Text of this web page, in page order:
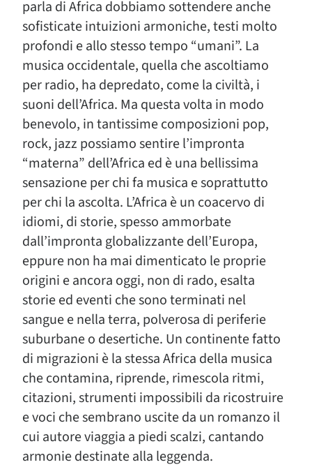
parla di Africa dobbiamo sottendere anche
sofisticate intuizioni armoniche, testi molto
profondi e allo stesso tempo “umani”. La
musica occidentale, quella che ascoltiamo
per radio, ha depredato, come la civiltà, i
suoni dell’Africa. Ma questa volta in modo
benevolo, in tantissime composizioni pop,
rock, jazz possiamo sentire l’impronta
“materna” dell’Africa ed è una bellissima
sensazione per chi fa musica e soprattutto
per chi la ascolta. L’Africa è un coacervo di
idiomi, di storie, spesso ammorbate
dall’impronta globalizzante dell’Europa,
eppure non ha mai dimenticato le proprie
origini e ancora oggi, non di rado, esalta
storie ed eventi che sono terminati nel
sangue e nella terra, polverosa di periferie
suburbane o desertiche. Un continente fatto
di migrazioni è la stessa Africa della musica
che contamina, riprende, rimescola ritmi,
citazioni, strumenti impossibili da ricostruire
e voci che sembrano uscite da un romanzo il
cui autore viaggia a piedi scalzi, cantando
armonie destinate alla leggenda.